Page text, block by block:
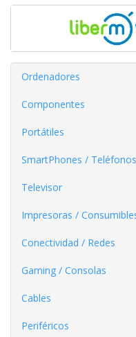
Ordenadores
Componentes
Portátiles
SmartPhones / Teléfonos
Televisor
Impresoras /
Conectividad / Redes
Gaming / Consolas
Cables
Periféricos